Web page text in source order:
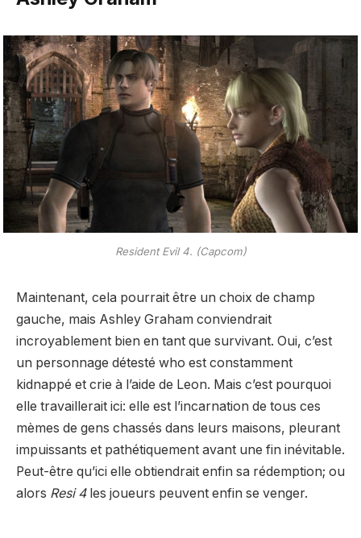
Resident Evil 4. (Capcom)
Maintenant, cela pourrait être un choix de champ
gauche, mais Ashley Graham conviendrait
incroyablement bien en tant que survivant. Oui, c’est
un personnage détesté who est constamment
kidnappé et crie à l’aide de Leon. Mais c’est pourquoi
elle travaillerait ici: elle est l’incarnation de tous ces
mèmes de gens chassés dans leurs maisons, pleurant
impuissants et pathétiquement avant une fin inévitable.
Peut-être qu’ici elle obtiendrait enfin sa rédemption; ou
alors Resi 4les joueurs peuvent enfin se venger.